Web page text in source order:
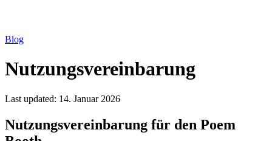
Blog
Nutzungsvereinbarung
Last updated: 14. Januar 2026
Nutzungsvereinbarung für den Poem